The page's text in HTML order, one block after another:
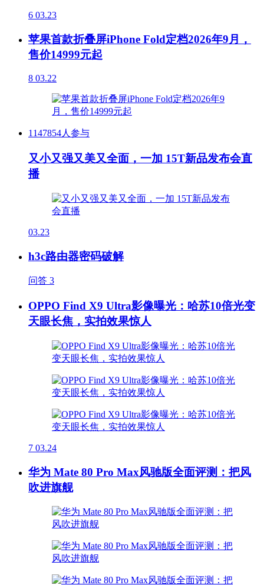
6 03.23
苹果首款折叠屏iPhone Fold定档2026年9月，
售价14999元起
8 03.22
1147854人参与
又小又强又美又全面，一加 15T新品发布会直
播
03.23
h3c路由器密码破解
问答 3
OPPO Find X9 Ultra影像曝光：哈苏10倍光变
天眼长焦，实拍效果惊人
7 03.24
华为 Mate 80 Pro Max风驰版全面评测：把风
吹进旗舰